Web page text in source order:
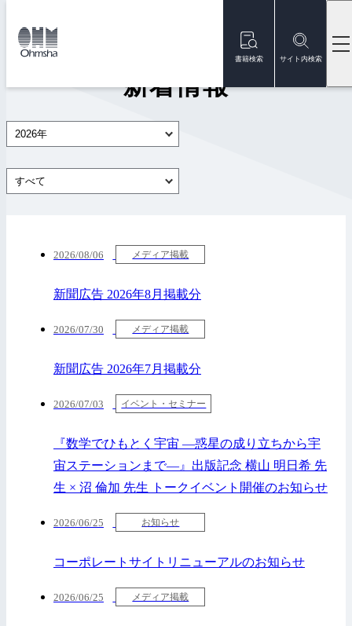
書籍検索 サイト内検索
トップ
新着情報
2026年
すべて
2026/08/06 メディア掲載
新聞広告 2026年8月掲載分
2026/07/30 メディア掲載
新聞広告 2026年7月掲載分
2026/07/03 イベント・セミナー
『数学でひもとく宇宙 —惑星の成り立ちから宇
宙ステーションまで—』出版記念 横山 明日希 先
生 × 沼 倫加 先生 トークイベント開催のお知らせ
2026/06/25 お知らせ
コーポレートサイトリニューアルのお知らせ
2026/06/25 メディア掲載